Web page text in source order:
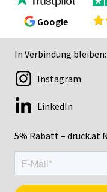
Google
In Verbindung bleiben:
5% Rabatt – druck.at
Instagram
LinkedIn